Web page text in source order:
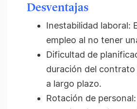
Desventajas
Inestabilidad laboral:
empleo al no tener
Dificultad de
duración del
a largo plazo.
Rotación de